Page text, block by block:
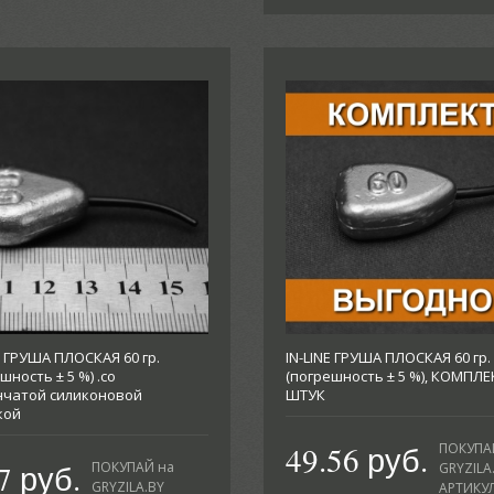
ГРУША ПЛОСКАЯ 60 гр.
± 5 %) .со
силиконовой
руб.
ПОКУПАЙ на
GRYZILA.BY
IN-LINE ГРУША ПЛОСКАЯ 60 гр.
(погрешность ± 5 %),
ШТУК
49.56 руб.